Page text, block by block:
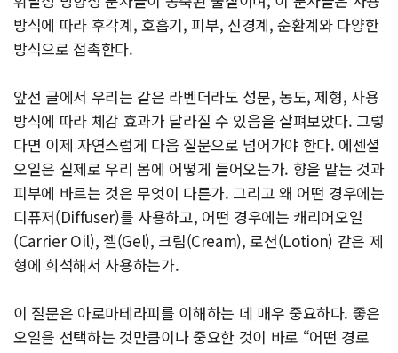
방식에 따라 후각계, 호흡기, 피부, 신경계, 순환계와 다양한
방식으로 접촉한다.
앞선 글에서 우리는 같은 라벤더라도 성분, 농도, 제형, 사용
방식에 따라 체감 효과가 달라질 수 있음을 살펴보았다. 그렇
다면 이제 자연스럽게 다음 질문으로 넘어가야 한다. 에센셜
오일은 실제로 우리 몸에 어떻게 들어오는가. 향을 맡는 것과
피부에 바르는 것은 무엇이 다른가. 그리고 왜 어떤 경우에는
디퓨저(Diffuser)를 사용하고, 어떤 경우에는 캐리어오일
(Carrier Oil), 젤(Gel), 크림(Cream), 로션(Lotion) 같은 제
형에 희석해서 사용하는가.
이 질문은 아로마테라피를 이해하는 데 매우 중요하다. 좋은
오일을 선택하는 것만큼이나 중요한 것이 바로 “어떤 경로